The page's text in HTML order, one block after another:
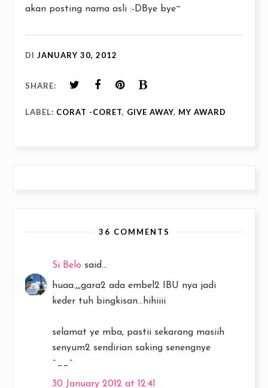
akan posting nama asli :-DBye bye~
DI JANUARY 30, 2012
SHARE:
LABEL: CORAT -CORET, GIVE AWAY, MY AWARD
36 COMMENTS
Si Belo said...
huaa.,,,gara2 ada embel2 IBU nya jadi
keder tuh bingkisan...hihiiii
selamat ye mba, pastii sekarang masiih
senyum2 sendirian saking senengnye
^__^
30 January 2012 at 12:41